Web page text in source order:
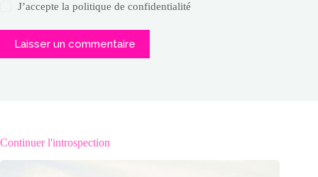
J’accepte lapolitique de confidentialité
Laisser un commentaire
Continuer l'introspection